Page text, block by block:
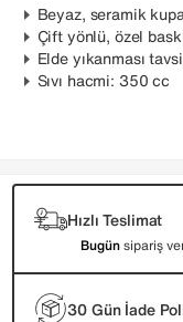
Beyaz, seramik
Çift yönlü, özel
Elde yıkanması
Sıvı hacmi: 350 cc
Hızlı Teslimat
Bugünsipariş
30 Gün İade